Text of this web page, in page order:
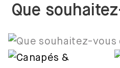
Que